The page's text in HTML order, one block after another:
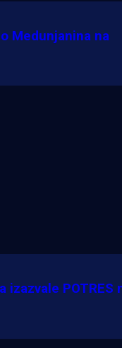
Izeta
Medunjanina na
izazvale POTRES